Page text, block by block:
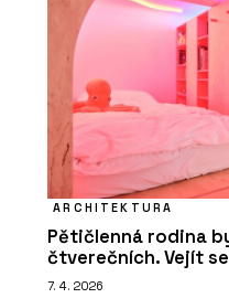
ARCHITEKTURA
Pětičlenná rodina
čtverečních. Vejít
7. 4. 2026